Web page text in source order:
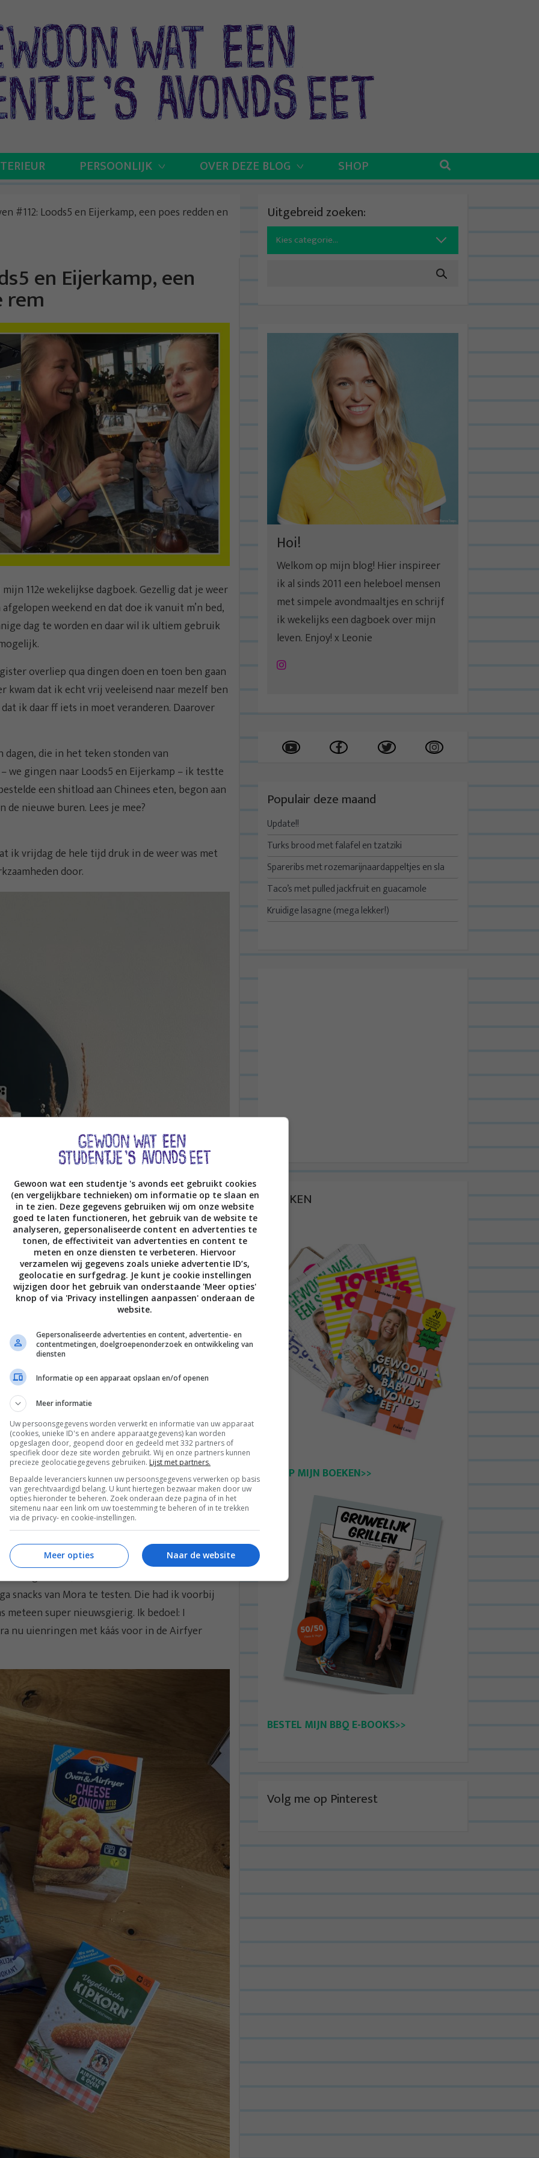
PERSOONLIJK OVER DEZE BLOG SHOP
#112: Loods5 en Eijerkamp, een poes redden en
en Eijerkamp, een
rem
112e wekelijkse dagboek. Gezellig dat je weer
weekend en dat doe ik vanuit m’n bed,
dag te worden en daar wil ik ultiem gebruik
overliep qua dingen doen en toen ben gaan
kwam dat ik echt vrij veeleisend naar mezelf ben
ik daar ff iets in moet veranderen. Daarover
die in het teken stonden van
we gingen naar Loods5 en Eijerkamp – ik testte
een shitload aan Chinees eten, begon aan
nieuwe buren. Lees je mee?
ik vrijdag de hele tijd druk in de weer was met
door.
en een recept voor salieboter online probeerde
brengen om ‘m in te meten, moest ik een
alles gevraagd over warmtepompen. Veel
de hele dag door gaan.
dus ik had wederom een weekend
snacks van Mora te testen. Die had ik voorbij
meteen super nieuwsgierig. Ik bedoel: I
nu uienringen met káás voor in de Airfyer
Uitgebreid zoeken:
Search
for:
Hoi!
Welkom op mijn blog! Hier inspireer
ik al sinds 2011 een heleboel mensen
met simpele avondmaaltjes en schrijf
ik wekelijks een dagboek over mijn
leven. Enjoy! x Leonie
Instagram
Populair deze maand
Update!!
Turks brood met falafel en tzatziki
Spareribs met rozemarijnaardappeltjes en sla
Taco’s met pulled jackfruit en guacamole
Kruidige lasagne (mega lekker!)
BOEKEN
KOOP MIJN BOEKEN>>
BESTEL MIJN BBQ E-BOOKS>>
Volg me op Pinterest
Gewoon wat een studentje 's avonds eet gebruikt cookies
(en vergelijkbare technieken) om informatie op te slaan en
in te zien. Deze gegevens gebruiken wij om onze website
goed te laten functioneren, het gebruik van de website te
analyseren, gepersonaliseerde content en advertenties te
tonen, de effectiviteit van advertenties en content te
meten en onze diensten te verbeteren. Hiervoor
verzamelen wij gegevens zoals unieke advertentie ID’s,
geolocatie en surfgedrag. Je kunt je cookie instellingen
wijzigen door het gebruik van onderstaande 'Meer opties'
knop of via 'Privacy instellingen aanpassen' onderaan de
website.
Gepersonaliseerde advertenties en content, advertentie- en
contentmetingen, doelgroepenonderzoek en ontwikkeling van
diensten
Informatie op een apparaat opslaan en/of openen
Meer informatie
Uw persoonsgegevens worden verwerkt en informatie van uw apparaat
(cookies, unieke ID's en andere apparaatgegevens) kan worden
opgeslagen door, geopend door en gedeeld met 332 partners of
specifiek door deze site worden gebruikt. Wij en onze partners kunnen
precieze geolocatiegegevens gebruiken. Lijst met partners.
Bepaalde leveranciers kunnen uw persoonsgegevens verwerken op basis
van gerechtvaardigd belang. U kunt hiertegen bezwaar maken door uw
opties hieronder te beheren. Zoek onderaan deze pagina of in het
sitemenu naar een link om uw toestemming te beheren of in te trekken
via de privacy- en cookie-instellingen.
Naar de website
Meer opties